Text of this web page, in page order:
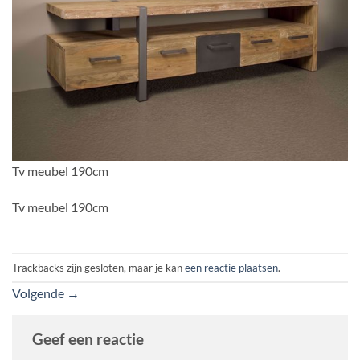
Tv meubel 190cm
Tv meubel 190cm
Trackbacks zijn gesloten, maar je kaneen reactie plaatsen.
Volgende →
Geef een reactie